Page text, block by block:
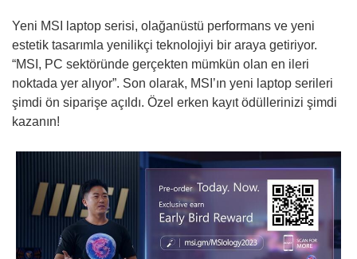
Yeni MSI laptop serisi, olağanüstü performans ve yeni
estetik tasarımla yenilikçi teknolojiyi bir araya getiriyor.
“MSI, PC sektöründe gerçekten mümkün olan en ileri
noktada yer alıyor”. Son olarak, MSI’ın yeni laptop serileri
şimdi ön siparişe açıldı. Özel erken kayıt ödüllerinizi şimdi
kazanın!